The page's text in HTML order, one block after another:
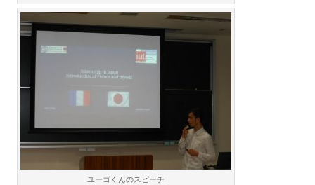
ユーゴくんのスピーチ